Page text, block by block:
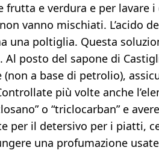
e verdura e per lavare i
vanno mischiati. L’acido
una poltiglia. Questa
Al posto del sapone di
a base di petrolio),
più volte anche
o “triclocarban” e
per il detersivo per i piatti,
una profumazione